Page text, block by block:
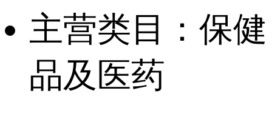
提供货源
主营类目： 保健
品及医药